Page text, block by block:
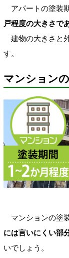
アパートの塗装
戸程度の大きさで
建物の大きさと
す。
マンション
マンションの塗
には言いにくい部
いでしょう。